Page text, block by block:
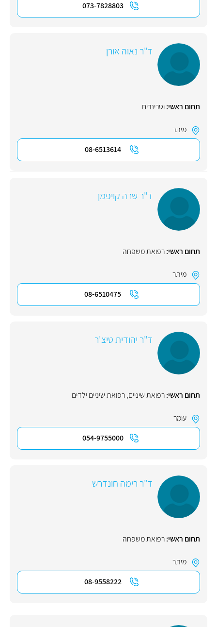
073-7828803
ד"ר נאוה אורן
תחום ראשי:וטרינרים
מיתר
08-6513614
ד"ר שרה קויפמן
תחום ראשי:רפואת משפחה
מיתר
08-6510475
ד"ר יהודית טיצ'ר
תחום ראשי:רפואת שיניים,רפואת שיניים ילדים
עומר
054-9755000
ד"ר רימה חונדרש
תחום ראשי:רפואת משפחה
מיתר
08-9558222